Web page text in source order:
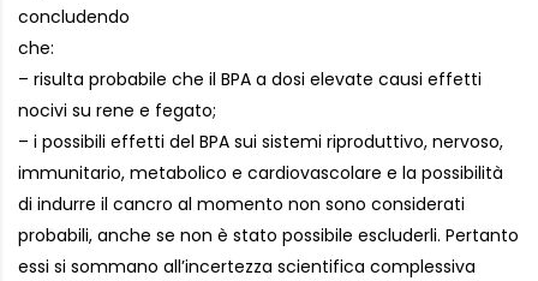
concludendo
che:
– risulta probabile che il BPA a dosi elevate causi effetti
nocivi su rene e fegato;
– i possibili effetti del BPA sui sistemi riproduttivo, nervoso,
immunitario, metabolico e cardiovascolare e la possibilità
di indurre il cancro al momento non sono considerati
probabili, anche se non è stato possibile escluderli. Pertanto
essi si sommano all’incertezza scientifica complessiva